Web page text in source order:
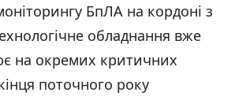
БпЛА на кордоні з
обладнання вже
на окремих критичних
поточного року